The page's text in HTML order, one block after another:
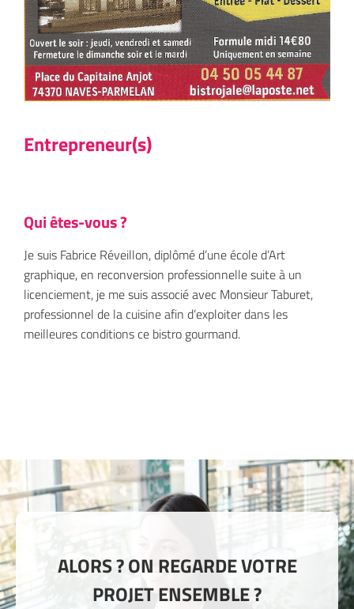
Entrepreneur(s)
Qui êtes-vous ?
Je suis Fabrice Réveillon, diplômé d’une école d’Art
graphique, en reconversion professionnelle suite à un
licenciement, je me suis associé avec Monsieur Taburet,
professionnel de la cuisine afin d’exploiter dans les
meilleures conditions ce bistro gourmand.
ALORS ? ON REGARDE VOTRE
PROJET ENSEMBLE ?